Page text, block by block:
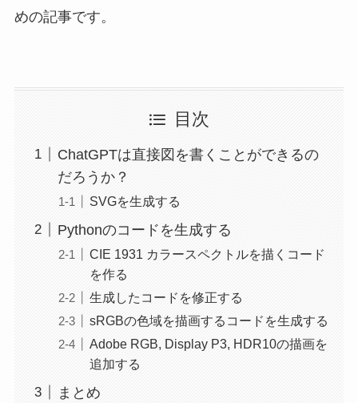
めの記事です。
目次
ChatGPTは直接図を書くことができるの
だろうか？
SVGを生成する
Pythonのコードを生成する
CIE 1931 カラースペクトルを描くコード
を作る
生成したコードを修正する
sRGBの色域を描画するコードを生成する
Adobe RGB, Display P3, HDR10の描画を
追加する
まとめ